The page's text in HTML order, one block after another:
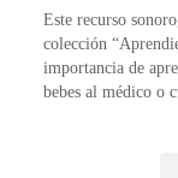
Este recurso
colección
importancia de
bebes al médico o